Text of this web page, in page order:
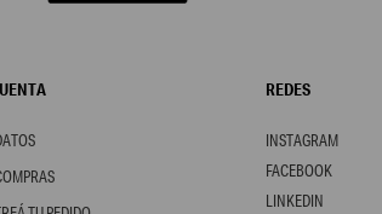
REDES
FACEBOOK
INSTAGRAM
LINKEDIN